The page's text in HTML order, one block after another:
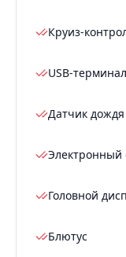
Круиз-
USB-терминал
Датчик дождя
Электронный
Головной
Блютус